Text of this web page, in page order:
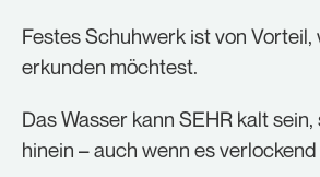
Festes Schuhwerk ist von
erkunden möchtest.
Das Wasser kann SEHR kalt
hinein – auch wenn es